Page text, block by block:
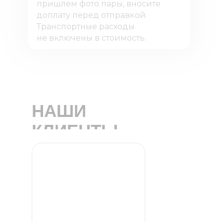
пришлем фото пары, вносите
доплату перед отправкой.
Транспортные расходы
не включены в стоимость.
НАШИ
КЛИЕНТЫ